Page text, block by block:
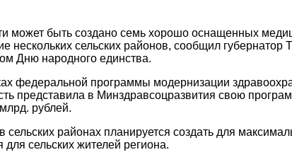
может быть создано семь хорошо оснащенных
нескольких сельских районов, сообщил
Дню народного единства.
федеральной программы модернизации
представила в Минздравсоцразвития свою
рублей.
сельских районах планируется создать для
для сельских жителей региона.